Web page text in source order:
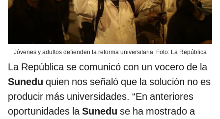
Jóvenes y adultos defienden la reforma universitaria. Foto: La República
La República se comunicó con un vocero de la
Sunedu quien nos señaló que la solución no es
producir más universidades. “En anteriores
oportunidades laSunedu se ha mostrado a